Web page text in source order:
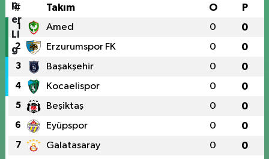
# Takım O P
1 Amed 0 0
2 Erzurumspor FK 0 0
3 Başakşehir 0 0
4 Kocaelispor 0 0
5 Beşiktaş 0 0
6 Eyüpspor 0 0
7 Galatasaray 0 0